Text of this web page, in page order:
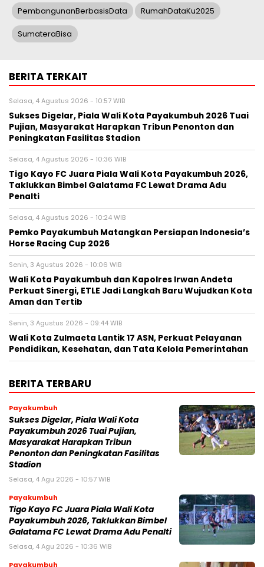
PembangunanBerbasisData RumahDataKu2025
SumateraBisa
BERITA TERKAIT
Selasa, 4 Agustus 2026 - 10:57 WIB
Sukses Digelar, Piala Wali Kota Payakumbuh 2026 Tuai
Pujian, Masyarakat Harapkan Tribun Penonton dan
Peningkatan Fasilitas Stadion
Selasa, 4 Agustus 2026 - 10:36 WIB
Tigo Kayo FC Juara Piala Wali Kota Payakumbuh 2026,
Taklukkan Bimbel Galatama FC Lewat Drama Adu
Penalti
Selasa, 4 Agustus 2026 - 10:24 WIB
Pemko Payakumbuh Matangkan Persiapan Indonesia’s
Horse Racing Cup 2026
Senin, 3 Agustus 2026 - 10:06 WIB
Wali Kota Payakumbuh dan Kapolres Irwan Andeta
Perkuat Sinergi, ETLE Jadi Langkah Baru Wujudkan Kota
Aman dan Tertib
Senin, 3 Agustus 2026 - 09:44 WIB
Wali Kota Zulmaeta Lantik 17 ASN, Perkuat Pelayanan
Pendidikan, Kesehatan, dan Tata Kelola Pemerintahan
BERITA TERBARU
Payakumbuh
Sukses Digelar, Piala Wali Kota
Payakumbuh 2026 Tuai Pujian,
Masyarakat Harapkan Tribun
Penonton dan Peningkatan Fasilitas
Stadion
Selasa, 4 Agu 2026 - 10:57 WIB
Payakumbuh
Tigo Kayo FC Juara Piala Wali Kota
Payakumbuh 2026, Taklukkan Bimbel
Galatama FC Lewat Drama Adu Penalti
Selasa, 4 Agu 2026 - 10:36 WIB
Payakumbuh